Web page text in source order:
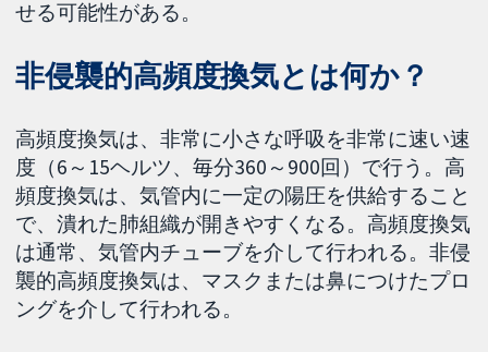
せる可能性がある。
非侵襲的高頻度換気とは何か？
高頻度換気は、非常に小さな呼吸を非常に速い速
度（6～15ヘルツ、毎分360～900回）で行う。高
頻度換気は、気管内に一定の陽圧を供給すること
で、潰れた肺組織が開きやすくなる。高頻度換気
は通常、気管内チューブを介して行われる。非侵
襲的高頻度換気は、マスクまたは鼻につけたプロ
ングを介して行われる。